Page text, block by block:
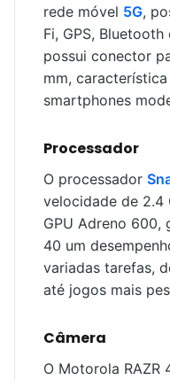
rede móvel 5G,
Fi, GPS,
possui conector
mm,
smartphones
Processador
O processador
velocidade de 2.4
GPU Adreno 600,
40 um
variadas tarefas,
até jogos mais
Câmera
O Motorola RAZR